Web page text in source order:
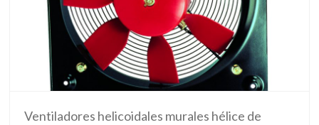
Ventiladores helicoidales murales hélice de